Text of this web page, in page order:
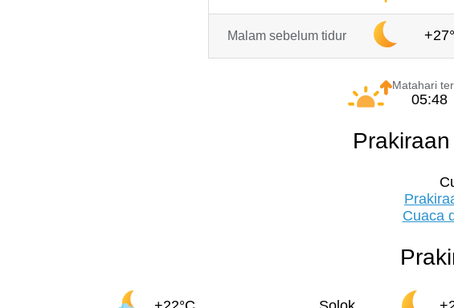
Malam sebelum tidur
Matahari
05:48
Cuaca